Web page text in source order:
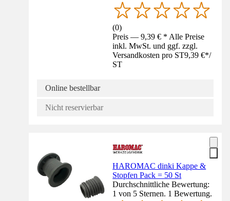
(0)
Preis — 9,39 € * Alle Preise
inkl. MwSt. und ggf. zzgl.
Versandkosten pro ST9,39 €*/
ST
Online bestellbar
Nicht reservierbar
HAROMAC dinki Kappe &
Stopfen Pack = 50 St
Durchschnittliche Bewertung:
1 von 5 Sternen. 1 Bewertung.